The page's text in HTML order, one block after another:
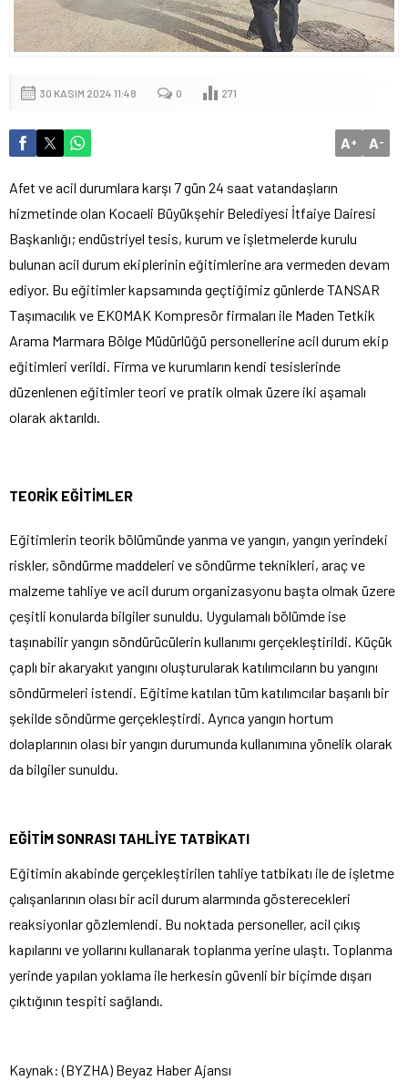
30 KASIM 2024 11:48 0 271
A+ A-
Afet ve acil durumlara karşı 7 gün 24 saat vatandaşların
hizmetinde olan Kocaeli Büyükşehir Belediyesi İtfaiye Dairesi
Başkanlığı; endüstriyel tesis, kurum ve işletmelerde kurulu
bulunan acil durum ekiplerinin eğitimlerine ara vermeden devam
ediyor. Bu eğitimler kapsamında geçtiğimiz günlerde TANSAR
Taşımacılık ve EKOMAK Kompresör firmaları ile Maden Tetkik
Arama Marmara Bölge Müdürlüğü personellerine acil durum ekip
eğitimleri verildi. Firma ve kurumların kendi tesislerinde
düzenlenen eğitimler teori ve pratik olmak üzere iki aşamalı
olarak aktarıldı.
TEORİK EĞİTİMLER
Eğitimlerin teorik bölümünde yanma ve yangın, yangın yerindeki
riskler, söndürme maddeleri ve söndürme teknikleri, araç ve
malzeme tahliye ve acil durum organizasyonu başta olmak üzere
çeşitli konularda bilgiler sunuldu. Uygulamalı bölümde ise
taşınabilir yangın söndürücülerin kullanımı gerçekleştirildi. Küçük
çaplı bir akaryakıt yangını oluşturularak katılımcıların bu yangını
söndürmeleri istendi. Eğitime katılan tüm katılımcılar başarılı bir
şekilde söndürme gerçekleştirdi. Ayrıca yangın hortum
dolaplarının olası bir yangın durumunda kullanımına yönelik olarak
da bilgiler sunuldu.
EĞİTİM SONRASI TAHLİYE TATBİKATI
Eğitimin akabinde gerçekleştirilen tahliye tatbikatı ile de işletme
çalışanlarının olası bir acil durum alarmında gösterecekleri
reaksiyonlar gözlemlendi. Bu noktada personeller, acil çıkış
kapılarını ve yollarını kullanarak toplanma yerine ulaştı. Toplanma
yerinde yapılan yoklama ile herkesin güvenli bir biçimde dışarı
çıktığının tespiti sağlandı.
Kaynak: (BYZHA) Beyaz Haber Ajansı